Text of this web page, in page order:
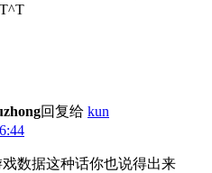
回复给 kun
数据这种话你也说得出来